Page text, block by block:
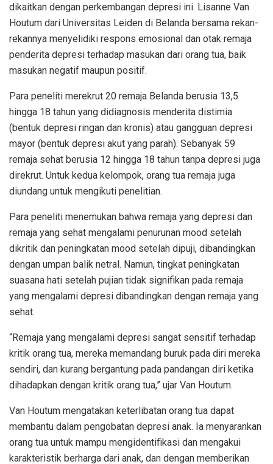
dikaitkan dengan perkembangan depresi ini. Lisanne Van
Houtum dari Universitas Leiden di Belanda bersama rekan-
rekannya menyelidiki respons emosional dan otak remaja
penderita depresi terhadap masukan dari orang tua, baik
masukan negatif maupun positif.
Para peneliti merekrut 20 remaja Belanda berusia 13,5
hingga 18 tahun yang didiagnosis menderita distimia
(bentuk depresi ringan dan kronis) atau gangguan depresi
mayor (bentuk depresi akut yang parah). Sebanyak 59
remaja sehat berusia 12 hingga 18 tahun tanpa depresi juga
direkrut. Untuk kedua kelompok, orang tua remaja juga
diundang untuk mengikuti penelitian.
Para peneliti menemukan bahwa remaja yang depresi dan
remaja yang sehat mengalami penurunan mood setelah
dikritik dan peningkatan mood setelah dipuji, dibandingkan
dengan umpan balik netral. Namun, tingkat peningkatan
suasana hati setelah pujian tidak signifikan pada remaja
yang mengalami depresi dibandingkan dengan remaja yang
sehat.
“Remaja yang mengalami depresi sangat sensitif terhadap
kritik orang tua, mereka memandang buruk pada diri mereka
sendiri, dan kurang bergantung pada pandangan diri ketika
dihadapkan dengan kritik orang tua,” ujar Van Houtum.
Van Houtum mengatakan keterlibatan orang tua dapat
membantu dalam pengobatan depresi anak. Ia menyarankan
orang tua untuk mampu mengidentifikasi dan mengakui
karakteristik berharga dari anak, dan dengan memberikan